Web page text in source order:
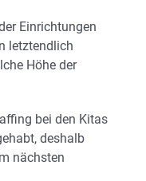
Einrichtungen
letztendlich
Höhe der
bei den Kitas
deshalb
nächsten